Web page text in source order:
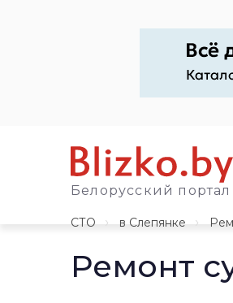
Белорусский портал
СТО
в Слепянке
Ремонт